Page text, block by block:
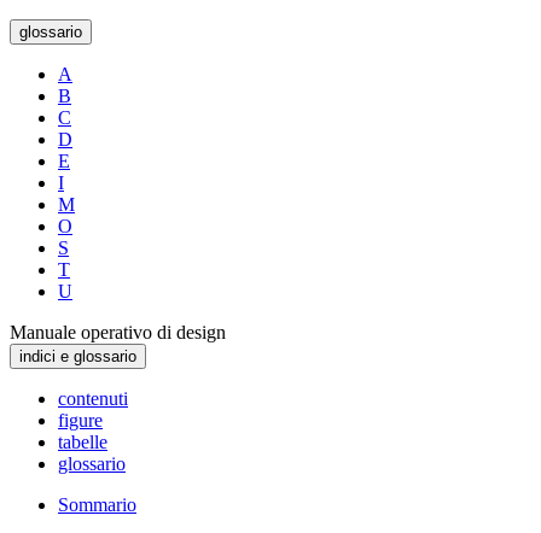
glossario
A
B
C
D
E
I
M
O
S
T
U
Manuale operativo di design
indici e glossario
contenuti
figure
tabelle
glossario
Sommario